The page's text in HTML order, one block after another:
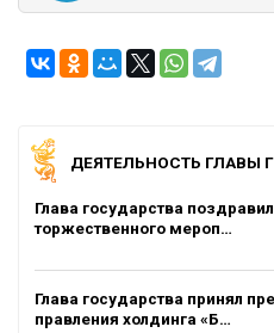
ДЕЯТЕЛЬНОСТЬ ГЛАВЫ
Глава государства
торжественного мероп…
Глава государства принял
правления холдинга «Б…